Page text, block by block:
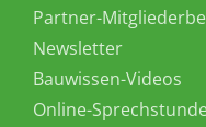
Partner-
Newsletter
Bauwissen-Videos
Online-Sprechstunde